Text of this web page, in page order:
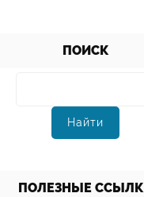
ПОИСК
ПОЛЕЗНЫЕ